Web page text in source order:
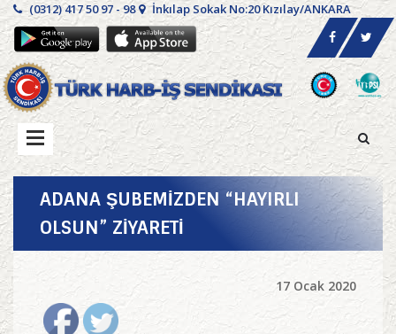
(0312) 417 50 97 - 98 İnkılap Sokak No:20 Kızılay/ANKARA
ADANA ŞUBEMİZDEN “HAYIRLI
OLSUN” ZİYARETİ
17 Ocak 2020